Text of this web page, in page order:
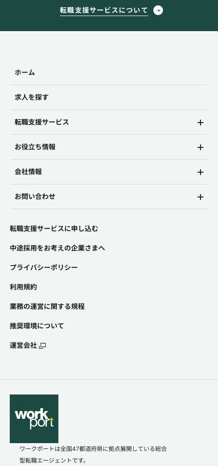
転職支援サービスについて
ホーム
求人を探す
転職支援サービス
お役立ち情報
会社情報
お問い合わせ
転職支援サービスに申し込む
中途採用をお考えの企業さまへ
プライバシーポリシー
利用規約
業務の運営に関する規程
推奨環境について
運営会社
ワークポートは全国47都道府県に拠点展開している総合
型転職エージェントです。